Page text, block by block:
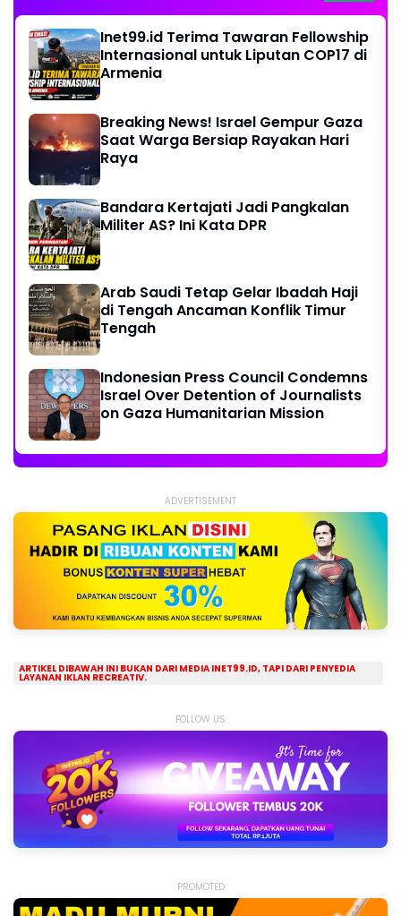
Inet99.id Terima Tawaran Fellowship
Internasional untuk Liputan COP17 di
Armenia
Breaking News! Israel Gempur Gaza
Saat Warga Bersiap Rayakan Hari
Raya
Bandara Kertajati Jadi Pangkalan
Militer AS? Ini Kata DPR
Arab Saudi Tetap Gelar Ibadah Haji
di Tengah Ancaman Konflik Timur
Tengah
Indonesian Press Council Condemns
Israel Over Detention of Journalists
on Gaza Humanitarian Mission
ADVERTISEMENT
ARTIKEL DIBAWAH INI BUKAN DARI MEDIA INET99.ID, TAPI DARI PENYEDIA
LAYANAN IKLAN RECREATIV.
FOLLOW US
PROMOTED